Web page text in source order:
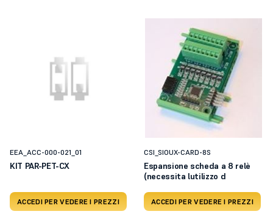
EEA_ACC-000-021_01
KIT PAR-PET-CX
ACCEDI PER VEDERE I PREZZI
CSI_SIOUX-CARD-8S
Espansione scheda a 8 relè
(necessita lutilizzo d
ACCEDI PER VEDERE I PREZZI